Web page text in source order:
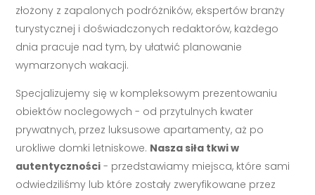
złożony z zapalonych podróżników, ekspertów branży
turystycznej i doświadczonych redaktorów, każdego
dnia pracuje nad tym, by ułatwić planowanie
wymarzonych wakacji.
Specjalizujemy się w kompleksowym prezentowaniu
obiektów noclegowych - od przytulnych kwater
prywatnych, przez luksusowe apartamenty, aż po
urokliwe domki letniskowe. Nasza siła tkwi w
autentyczności - przedstawiamy miejsca, które sami
odwiedziliśmy lub które zostały zweryfikowane przez